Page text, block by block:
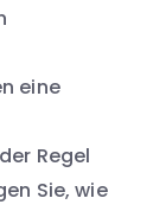
eine
Regel
Sie, wie